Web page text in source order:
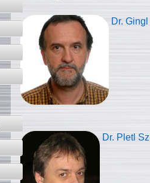
Dr.
Dr. Pletl